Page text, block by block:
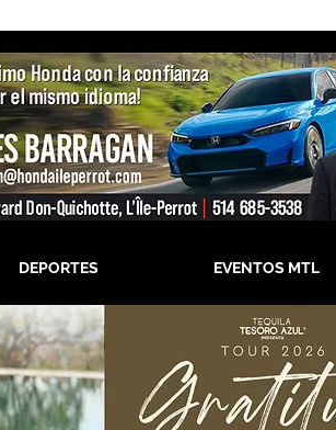
DEPORTES EVENTOS MTL